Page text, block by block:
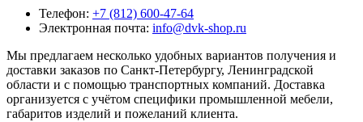
Телефон: +7 (812) 600-47-64
Электронная почта: info@dvk-shop.ru
Мы предлагаем несколько удобных вариантов получения и
доставки заказов по Санкт-Петербургу, Ленинградской
области и с помощью транспортных компаний. Доставка
организуется с учётом специфики промышленной мебели,
габаритов изделий и пожеланий клиента.